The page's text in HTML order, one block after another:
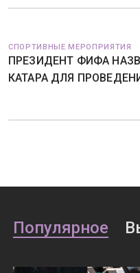
СПОРТИВНЫЕ МЕРОПРИЯТИЯ
ПРЕЗИДЕНТ ФИФА
КАТАРА ДЛЯ
Популярное